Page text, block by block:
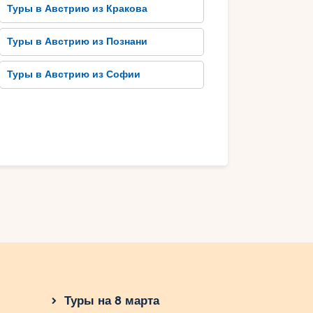
Туры в Австрию из Кракова
Туры в Австрию из Познани
Туры в Австрию из Софии
Туры на 8 марта